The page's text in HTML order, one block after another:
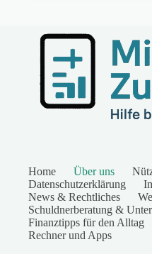
Home Über uns
Datenschutzerklärung
News & Rechtliches
Schuldnerberatung &
Finanztipps für den Alltag
Rechner und Apps